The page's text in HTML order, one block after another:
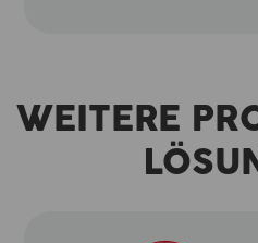
WEITERE